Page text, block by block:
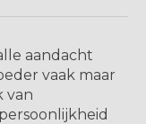
aandacht
vaak maar
van